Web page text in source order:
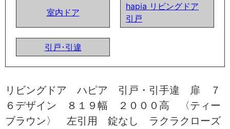
室内ドア
hapia リビングドア
引戸
引戸･引違
リビングドア ハピア 引戸・引手違 扉 ７
６デザイン ８１９幅 ２０００高 〈ティー
ブラウン〉 左引用 錠なし ラクラクローズ